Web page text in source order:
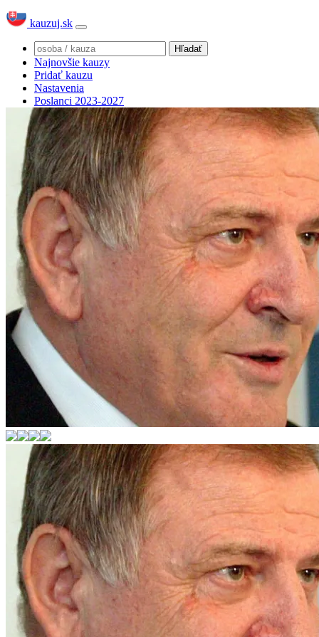
kauzuj.sk
Najnovšie kauzy
Pridať kauzu
Nastavenia
Poslanci 2023-2027